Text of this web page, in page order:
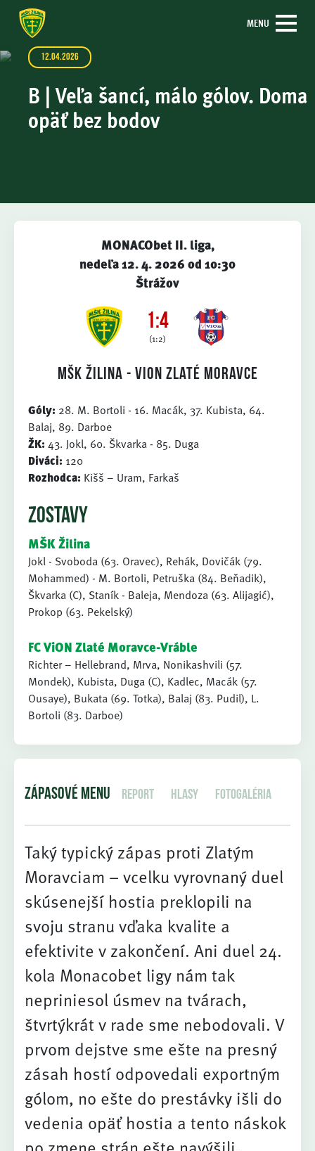
MENU
12.04.2026
B | Veľa šancí, málo gólov. Doma
opäť bez bodov
MONACObet II. liga,
nedeľa 12. 4. 2026 od 10:30
Štrážov
1:4
(1:2)
MŠK Žilina - ViON Zlaté Moravce
Góly: 28. M. Bortoli - 16. Macák, 37. Kubista, 64.
Balaj, 89. Darboe
ŽK: 43. Jokl, 60. Škvarka - 85. Duga
Diváci: 120
Rozhodca: Kišš – Uram, Farkaš
ZOSTAVY
MŠK Žilina
Jokl - Svoboda (63. Oravec), Rehák, Dovičák (79.
Mohammed) - M. Bortoli, Petruška (84. Beňadik),
Škvarka (C), Staník - Baleja, Mendoza (63. Alijagić),
Prokop (63. Pekelský)
FC ViON Zlaté Moravce-Vráble
Richter – Hellebrand, Mrva, Nonikashvili (57.
Mondek), Kubista, Duga (C), Kadlec, Macák (57.
Ousaye), Bukata (69. Totka), Balaj (83. Pudil), L.
Bortoli (83. Darboe)
ZÁPASOVÉ MENU Report Hlasy Fotogaléria
Taký typický zápas proti Zlatým
Moravciam – vcelku vyrovnaný duel
skúsenejší hostia preklopili na
svoju stranu vďaka kvalite a
efektivite v zakončení. Ani duel 24.
kola Monacobet ligy nám tak
nepriniesol úsmev na tvárach,
štvrtýkrát v rade sme nebodovali. V
prvom dejstve sme ešte na presný
zásah hostí odpovedali exportným
gólom, no ešte do prestávky išli do
vedenia opäť hostia a tento náskok